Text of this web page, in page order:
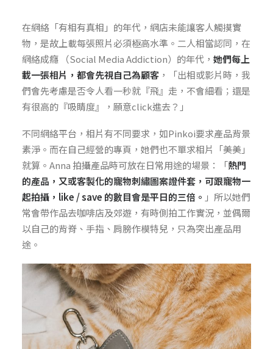
在網絡「有相有真相」的年代，網店未能讓客人觸摸實
物，是故上載每張照片必須極高水準。二人相當認同，在
網絡成癮 （Social Media Addiction）的年代， 她們每上
載一張相片，都會先視自己為顧客 ，「出相或影片時，我
們會先考慮是否令人看一秒就『飛』走，不會細看；還是
有很高的『吸睛度』，願意click進去？」
不同網絡平台，相片有不同要求，如Pinkoi要求產品背景
素淨。而在自己經營的專頁，她們也不單求相片「美美」
就算。Anna 拍攝產品時可放在日常用途的場景：「熱門
的產品，又或客製化的寵物刺繡圖案證件套，可跟寵物一
起拍攝，like / save 的數目會是平日的三倍。 」所以她們
常會帶作品去咖啡店及郊遊，有時側拍工作實況，並偶爾
以自己的背脊、手指、肩膀作模特兒，只為突出產品用
途。